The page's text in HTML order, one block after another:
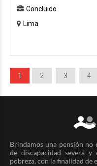
Concluido
Lima
1 2 3 4
Brindamos una pensión
de discapacidad severa
pobreza, con la finalidad de